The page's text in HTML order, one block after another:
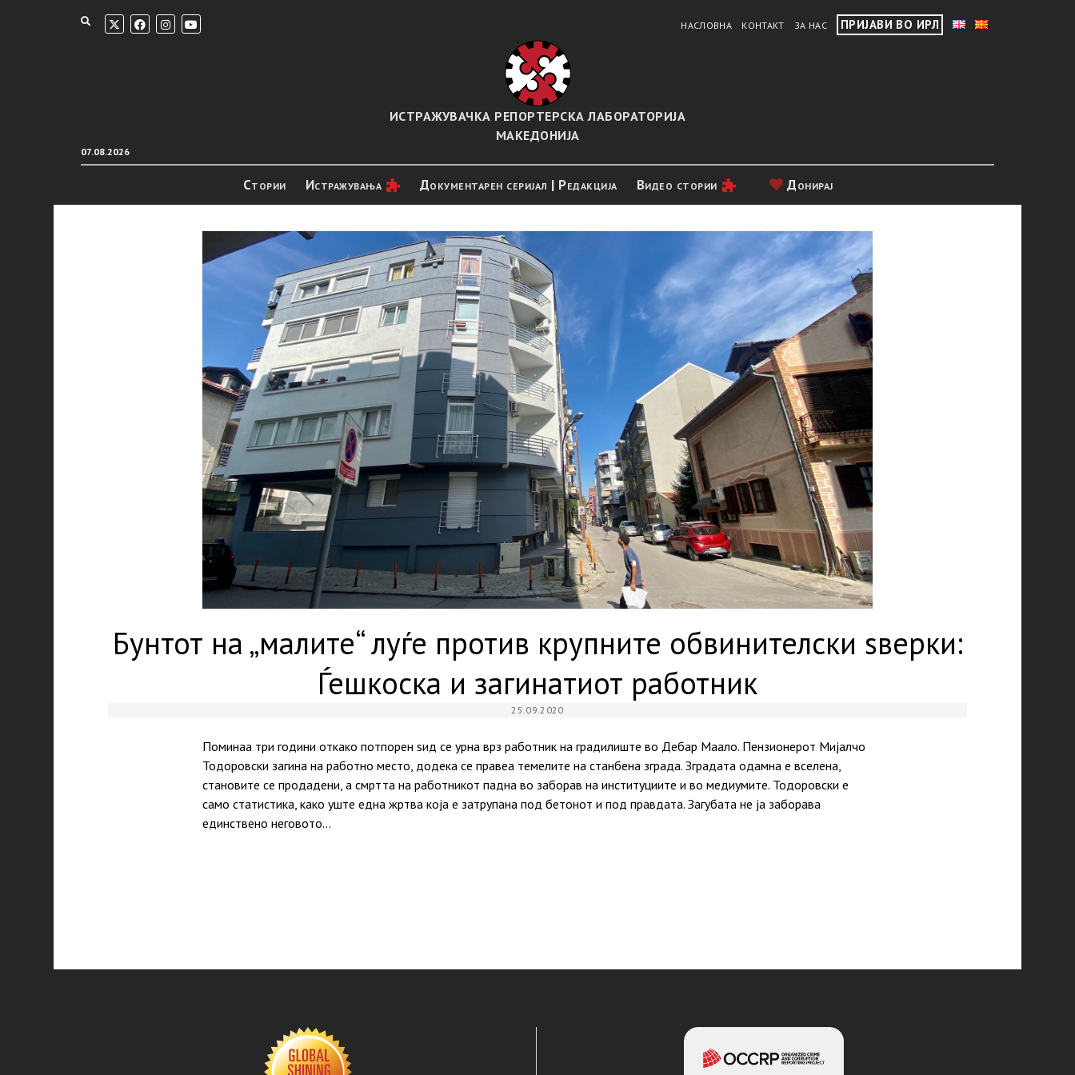
НАСЛОВНА КОНТАКТ ЗА НАС ПРИЈАВИ ВО ИРЛ
07.08.2026
ИСТРАЖУВАЧКА РЕПОРТЕРСКА ЛАБОРАТОРИЈА
МАКЕДОНИЈА
Стории Истражувањa Документарен серијал | Редакција Видео стории Донирај
Бунтот на „малите“ луѓе против крупните обвинителски ѕверки:
Ѓешкоска и загинатиот работник
25.09.2020
Поминаа три години откако потпорен ѕид се урна врз работник на градилиште во Дебар Маало. Пензионерот Мијалчо
Тодоровски загина на работно место, додека се правеа темелите на станбена зграда. Зградата одамна е вселена,
становите се продадени, а смртта на работникот падна во заборав на институциите и во медиумите. Тодоровски е
само статистика, како уште една жртва која е затрупана под бетонот и под правдата. Загубата не ја заборава
единствено неговото…